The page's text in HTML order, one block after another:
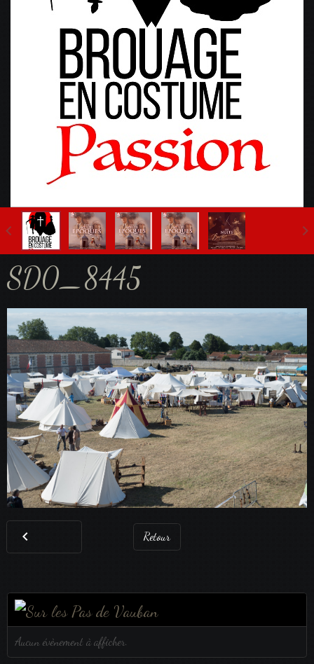
SD0_8445
Retour
Aucun évènement à afficher.